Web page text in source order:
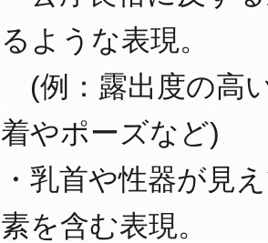
るような表現。
(例：露出度の高
着やポーズなど)
・乳首や性器が見
素を含む表現。